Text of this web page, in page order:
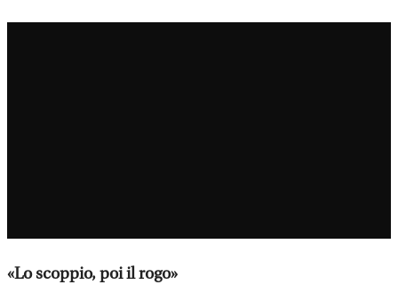
«Lo scoppio, poi il rogo»